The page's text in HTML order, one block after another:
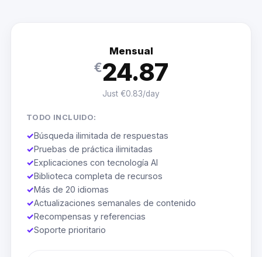
Mensual
€24.87
Just €0.83/day
TODO INCLUIDO:
✓Búsqueda ilimitada de respuestas
✓Pruebas de práctica ilimitadas
✓Explicaciones con tecnología AI
✓Biblioteca completa de recursos
✓Más de 20 idiomas
✓Actualizaciones semanales de contenido
✓Recompensas y referencias
✓Soporte prioritario